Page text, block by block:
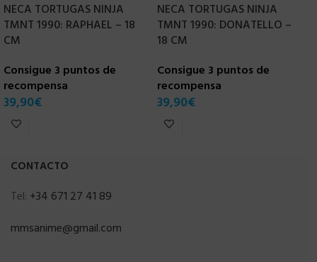
NECA TORTUGAS NINJA
TMNT 1990: RAPHAEL – 18
CM
Consigue 3 puntos de
recompensa
39,90€
NECA TORTUGAS NINJA
TMNT 1990: DONATELLO –
18 CM
Consigue 3 puntos de
recompensa
39,90€
CONTACTO
Tel: +34 671 27 41 89
mmsanime@gmail.com